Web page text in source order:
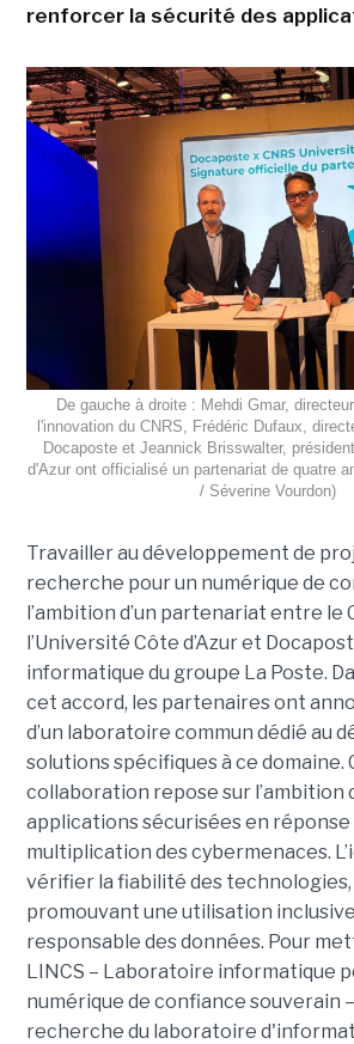
renforcer la sécurité des
De gauche à droite : Mehdi Gmar,
l'innovation du CNRS, Frédéric Dufaux,
Docaposte et Jeannick Brisswalter,
d'Azur ont officialisé un partenariat de quatre
/ Séverine Vourdon)
Travailler au développement de
recherche pour un numérique de
l’ambition d’un partenariat entre le
l’Université Côte d’Azur et
informatique du groupe La Poste.
cet accord, les partenaires ont
d’un laboratoire commun dédié au
solutions spécifiques à ce
collaboration repose sur l’ambition
applications sécurisées en réponse
multiplication des cybermenaces.
vérifier la fiabilité des
promouvant une utilisation
responsable des données. Pour
LINCS – Laboratoire informatique
numérique de confiance souverain
recherche du laboratoire